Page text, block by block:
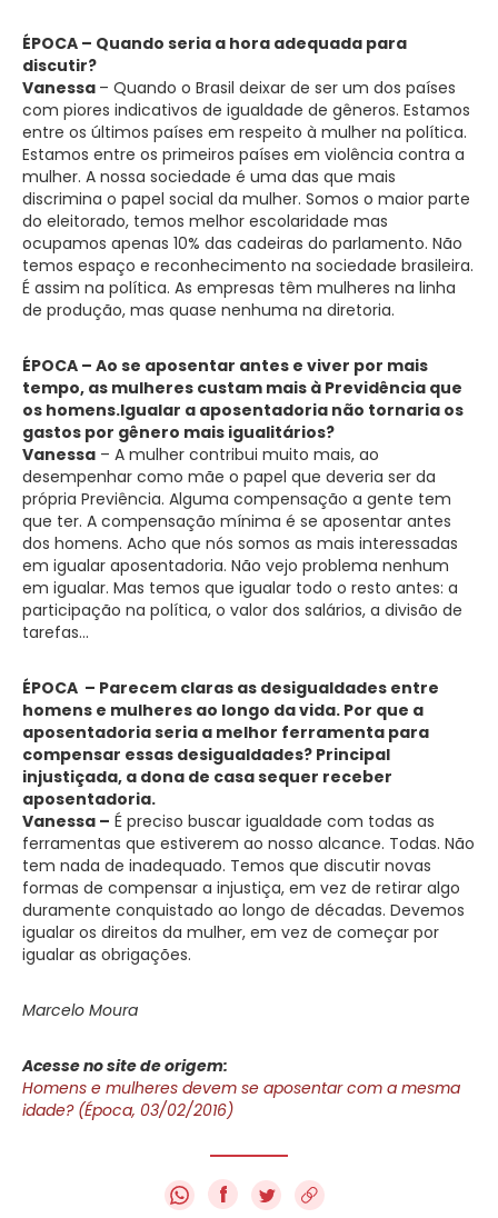
ÉPOCA – Quando seria a hora adequada para
discutir?
Vanessa – Quando o Brasil deixar de ser um dos países
com piores indicativos de igualdade de gêneros. Estamos
entre os últimos países em respeito à mulher na política.
Estamos entre os primeiros países em violência contra a
mulher. A nossa sociedade é uma das que mais
discrimina o papel social da mulher. Somos o maior parte
do eleitorado, temos melhor escolaridade mas
ocupamos apenas 10% das cadeiras do parlamento. Não
temos espaço e reconhecimento na sociedade brasileira.
É assim na política. As empresas têm mulheres na linha
de produção, mas quase nenhuma na diretoria.
ÉPOCA – Ao se aposentar antes e viver por mais
tempo, as mulheres custam mais à Previdência que
os homens.Igualar a aposentadoria não tornaria os
gastos por gênero mais igualitários?
Vanessa – A mulher contribui muito mais, ao
desempenhar como mãe o papel que deveria ser da
própria Previência. Alguma compensação a gente tem
que ter. A compensação mínima é se aposentar antes
dos homens. Acho que nós somos as mais interessadas
em igualar aposentadoria. Não vejo problema nenhum
em igualar. Mas temos que igualar todo o resto antes: a
participação na política, o valor dos salários, a divisão de
tarefas…
ÉPOCA – Parecem claras as desigualdades entre
homens e mulheres ao longo da vida. Por que a
aposentadoria seria a melhor ferramenta para
compensar essas desigualdades? Principal
injustiçada, a dona de casa sequer receber
aposentadoria.
Vanessa – É preciso buscar igualdade com todas as
ferramentas que estiverem ao nosso alcance. Todas. Não
tem nada de inadequado. Temos que discutir novas
formas de compensar a injustiça, em vez de retirar algo
duramente conquistado ao longo de décadas. Devemos
igualar os direitos da mulher, em vez de começar por
igualar as obrigações.
Marcelo Moura
Acesse no site de origem:
Homens e mulheres devem se aposentar com a mesma
idade? (Época, 03/02/2016)
f